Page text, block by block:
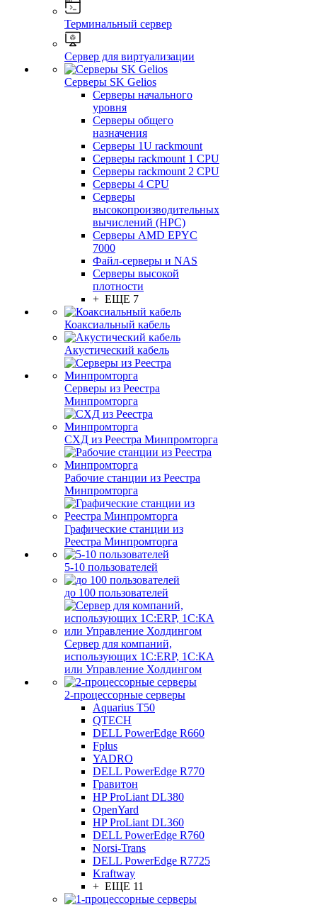
Терминальный сервер
Сервер для виртуализации
Серверы SK Gelios
Серверы начального
уровня
Серверы общего
назначения
Серверы 1U rackmount
Серверы rackmount 1 CPU
Серверы rackmount 2 CPU
Серверы 4 CPU
Серверы
высокопроизводительных
вычислений (HPC)
Серверы AMD EPYC
7000
Файл-серверы и NAS
Серверы высокой
плотности
+ ЕЩЕ 7
Коаксиальный кабель
Акустический кабель
Серверы из Реестра
Минпромторга
СХД из Реестра Минпромторга
Рабочие станции из Реестра
Минпромторга
Графические станции из
Реестра Минпромторга
5-10 пользователей
до 100 пользователей
Сервер для компаний,
использующих 1C:ERP, 1С:КА
или Управление Холдингом
2-процессорные серверы
Aquarius T50
QTECH
DELL PowerEdge R660
Fplus
YADRO
DELL PowerEdge R770
Гравитон
HP ProLiant DL380
OpenYard
HP ProLiant DL360
DELL PowerEdge R760
Norsi-Trans
DELL PowerEdge R7725
Kraftway
+ ЕЩЕ 11